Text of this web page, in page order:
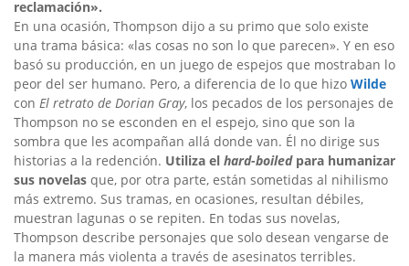
reclamación».
En una ocasión, Thompson dijo a su primo que solo existe
una trama básica: «las cosas no son lo que parecen». Y en eso
basó su producción, en un juego de espejos que mostraban lo
peor del ser humano. Pero, a diferencia de lo que hizo Wilde
con El retrato de Dorian Gray, los pecados de los personajes de
Thompson no se esconden en el espejo, sino que son la
sombra que les acompañan allá donde van. Él no dirige sus
historias a la redención. Utiliza el hard-boiledpara humanizar
sus novelas que, por otra parte, están sometidas al nihilismo
más extremo. Sus tramas, en ocasiones, resultan débiles,
muestran lagunas o se repiten. En todas sus novelas,
Thompson describe personajes que solo desean vengarse de
la manera más violenta a través de asesinatos terribles.